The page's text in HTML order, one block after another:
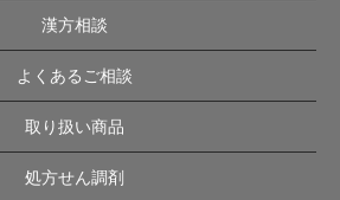
漢方相談
よくあるご相談
取り扱い商品
処方せん調剤